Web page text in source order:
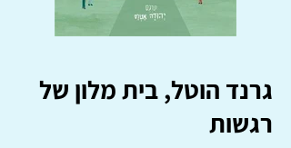
גרנד הוטל, בית מלון של
רגשות